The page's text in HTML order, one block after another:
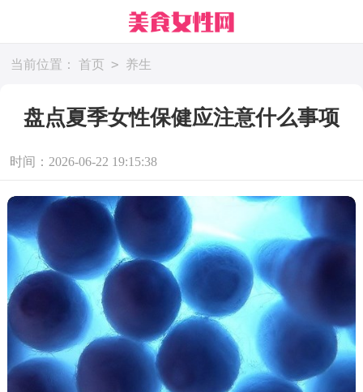
当前位置： 首页 > 养生
盘点夏季女性保健应注意什么事项
时间：2026-06-22 19:15:38